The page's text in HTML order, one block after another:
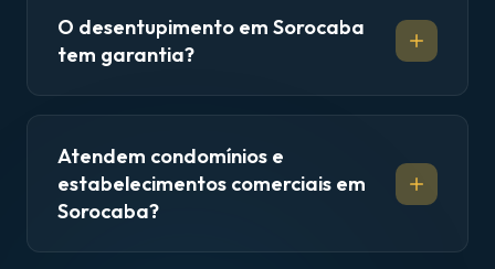
O desentupimento em Sorocaba
tem garantia?
Atendem condomínios e
estabelecimentos comerciais em
Sorocaba?